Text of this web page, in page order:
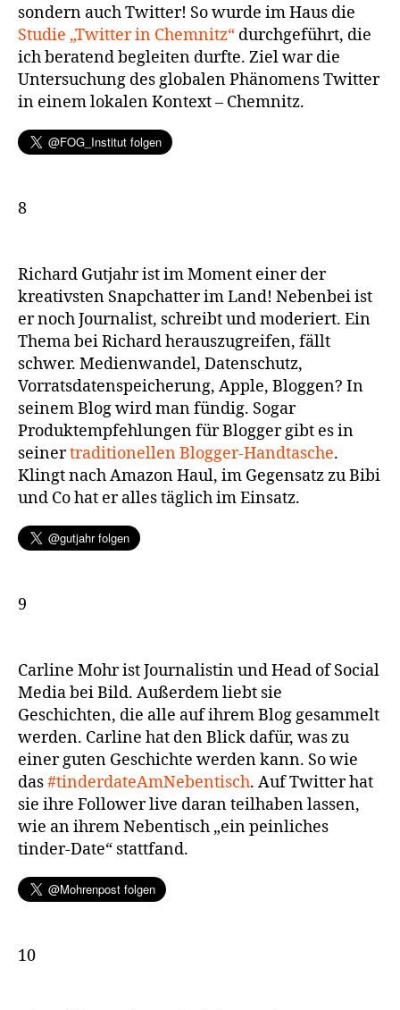
sondern auch Twitter! So wurde im Haus die
Studie „Twitter in Chemnitz“ durchgeführt, die
ich beratend begleiten durfte. Ziel war die
Untersuchung des globalen Phänomens Twitter
in einem lokalen Kontext – Chemnitz.
8
Richard Gutjahr ist im Moment einer der
kreativsten Snapchatter im Land! Nebenbei ist
er noch Journalist, schreibt und moderiert. Ein
Thema bei Richard herauszugreifen, fällt
schwer. Medienwandel, Datenschutz,
Vorratsdatenspeicherung, Apple, Bloggen? In
seinem Blog wird man fündig. Sogar
Produktempfehlungen für Blogger gibt es in
seinertraditionellen Blogger-Handtasche.
Klingt nach Amazon Haul, im Gegensatz zu Bibi
und Co hat er alles täglich im Einsatz.
9
Carline Mohr ist Journalistin und Head of Social
Media bei Bild. Außerdem liebt sie
Geschichten, die alle auf ihrem Blog gesammelt
werden. Carline hat den Blick dafür, was zu
einer guten Geschichte werden kann. So wie
das#tinderdateAmNebentisch. Auf Twitter hat
sie ihre Follower live daran teilhaben lassen,
wie an ihrem Nebentisch „ein peinliches
tinder-Date“ stattfand.
10